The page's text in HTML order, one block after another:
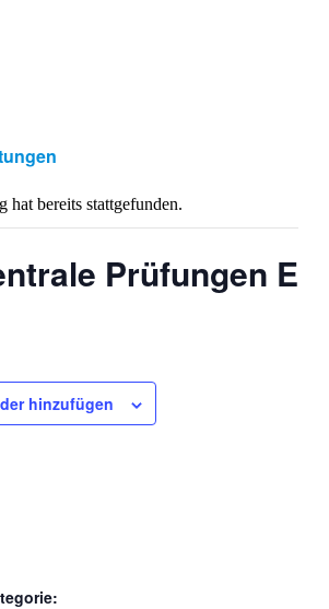
hat bereits stattgefunden.
Prüfungen E
hinzufügen